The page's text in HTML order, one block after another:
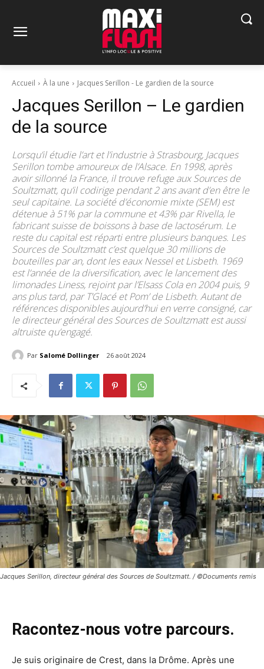
Accueil À la une Jacques Serillon - Le gardien de la source
Jacques Serillon – Le gardien
de la source
Lorsqu’il étudie l’art et l’industrie à Strasbourg, Jacques
Serillon tombe amoureux de l’Alsace. En 1998, après
avoir sillonné la France, il trouve refuge aux Sources de
Soultzmatt, qu’il codirige pendant 2 ans avant d’en être le
seul capitaine. La société d’économie mixte (SEM) est
détenue à 51% par la commune et 43% par Rivella, le
fabricant suisse de boissons à base de lactosérum. Le
reste du capital est réparti entre plusieurs banques. Les
Sources de Soultzmatt c’est quelque 30 millions de
bouteilles par an, dont les eaux Nessel et Lisbeth. 1969
est l’année de la diversification, avec le lancement des
limonades Liness, rejoint par l’Elsass Cola en 2004 puis, 9
ans plus tard, par T’Glacé et Pom’ de Lisbeth. Autant de
références disponibles aujourd’hui en verre consigné, car
le directeur général des Sources de Soultzmatt est aussi
altruiste qu’engagé.
Par Salomé Dollinger 26 août 2024
Jacques Serillon, directeur général des Sources de Soultzmatt. / ©Documents remis
Racontez-nous votre parcours.
Je suis originaire de Crest, dans la Drôme. Après une